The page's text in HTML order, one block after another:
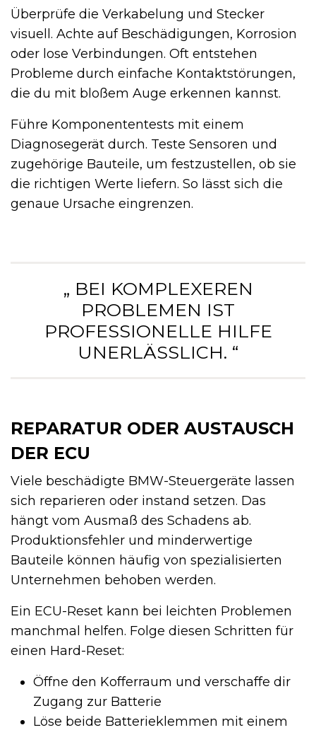
Überprüfe die Verkabelung und Stecker
visuell. Achte auf Beschädigungen, Korrosion
oder lose Verbindungen. Oft entstehen
Probleme durch einfache Kontaktstörungen,
die du mit bloßem Auge erkennen kannst.
Führe Komponententests mit einem
Diagnosegerät durch. Teste Sensoren und
zugehörige Bauteile, um festzustellen, ob sie
die richtigen Werte liefern. So lässt sich die
genaue Ursache eingrenzen.
„ BEI KOMPLEXEREN
PROBLEMEN IST
PROFESSIONELLE HILFE
UNERLÄSSLICH. “
REPARATUR ODER AUSTAUSCH
DER ECU
Viele beschädigte BMW-Steuergeräte lassen
sich reparieren oder instand setzen. Das
hängt vom Ausmaß des Schadens ab.
Produktionsfehler und minderwertige
Bauteile können häufig von spezialisierten
Unternehmen behoben werden.
Ein ECU-Reset kann bei leichten Problemen
manchmal helfen. Folge diesen Schritten für
einen Hard-Reset:
Öffne den Kofferraum und verschaffe dir
Zugang zur Batterie
Löse beide Batterieklemmen mit einem